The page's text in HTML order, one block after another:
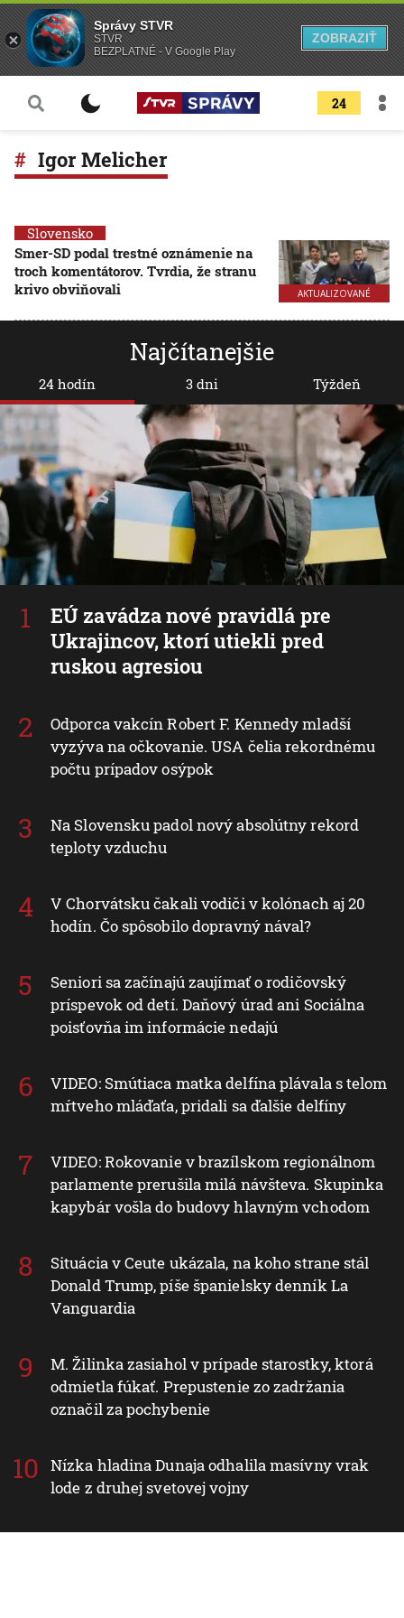
24
Igor Melicher
AKTUALIZOVANÉ
Slovensko
Smer-SD podal trestné oznámenie na
troch komentátorov. Tvrdia, že stranu
krivo obviňovali
Najčítanejšie
24 hodín
EÚ zavádza nové pravidlá pre
Ukrajincov, ktorí utiekli pred
ruskou agresiou
Odporca vakcín Robert F. Kennedy mladší
vyzýva na očkovanie. USA čelia rekordnému
počtu prípadov osýpok
Na Slovensku padol nový absolútny rekord
teploty vzduchu
V Chorvátsku čakali vodiči v kolónach aj 20
hodín. Čo spôsobilo dopravný nával?
Seniori sa začínajú zaujímať o rodičovský
príspevok od detí. Daňový úrad ani Sociálna
poisťovňa im informácie nedajú
VIDEO: Smútiaca matka delfína plávala s telom
mŕtveho mláďaťa, pridali sa ďalšie delfíny
VIDEO: Rokovanie v brazílskom regionálnom
parlamente prerušila milá návšteva. Skupinka
kapybár vošla do budovy hlavným vchodom
Situácia v Ceute ukázala, na koho strane stál
Donald Trump, píše španielsky denník La
Vanguardia
M. Žilinka zasiahol v prípade starostky, ktorá
odmietla fúkať. Prepustenie zo zadržania
označil za pochybenie
Nízka hladina Dunaja odhalila masívny vrak
lode z druhej svetovej vojny
3 dni Týždeň
Správy STVR
STVR
BEZPLATNÉ - V Google Play
ZOBRAZIŤ